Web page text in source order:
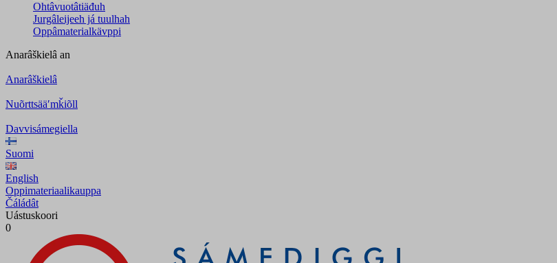
Ohtâvuotâtiäđuh
Jurgâleijeeh já tuulhah
Oppâmaterialkävppi
Anarâškielâ an
Anarâškielâ
Nuõrttsääʹmǩiõll
Davvisámegiella
Suomi
English
Oppimateriaalikauppa
Čáládât
Uástuskoori
0